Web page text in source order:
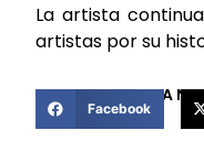
La artista
artistas por su
COMPARTIR ESTA
Facebook